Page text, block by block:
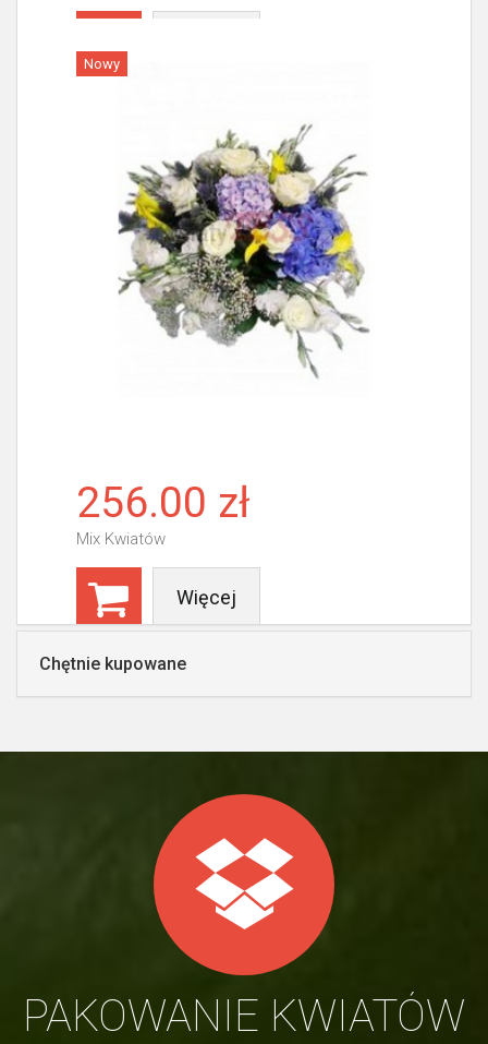
Nowy
256.00 zł
Mix Kwiatów
Więcej
Chętnie kupowane
PAKOWANIE KWIATÓW